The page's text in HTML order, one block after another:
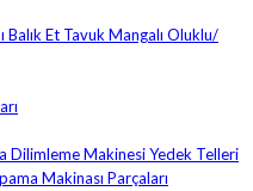
Et Tavuk Mangalı Oluklu/
Dilimleme Makinesi Yedek Telleri
Makinası Parçaları